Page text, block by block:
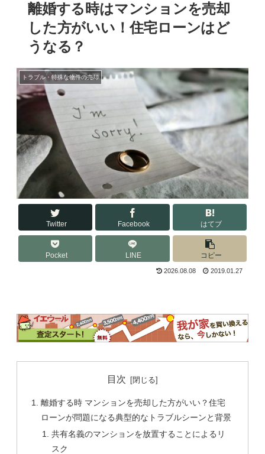
離婚する時はマンションを売却
した方がいい！住宅ローンはど
うなる？
トラブル・特殊な物件の売却
Twitter Facebook はてブ
Pocket LINE コピー
2026.08.08 2019.01.27
目次
離婚する時 マンションを売却した方がいい？住宅
ローンが問題になる典型的なトラブルシーンと背景
共有名義のマンションを放置することによるリ
スク